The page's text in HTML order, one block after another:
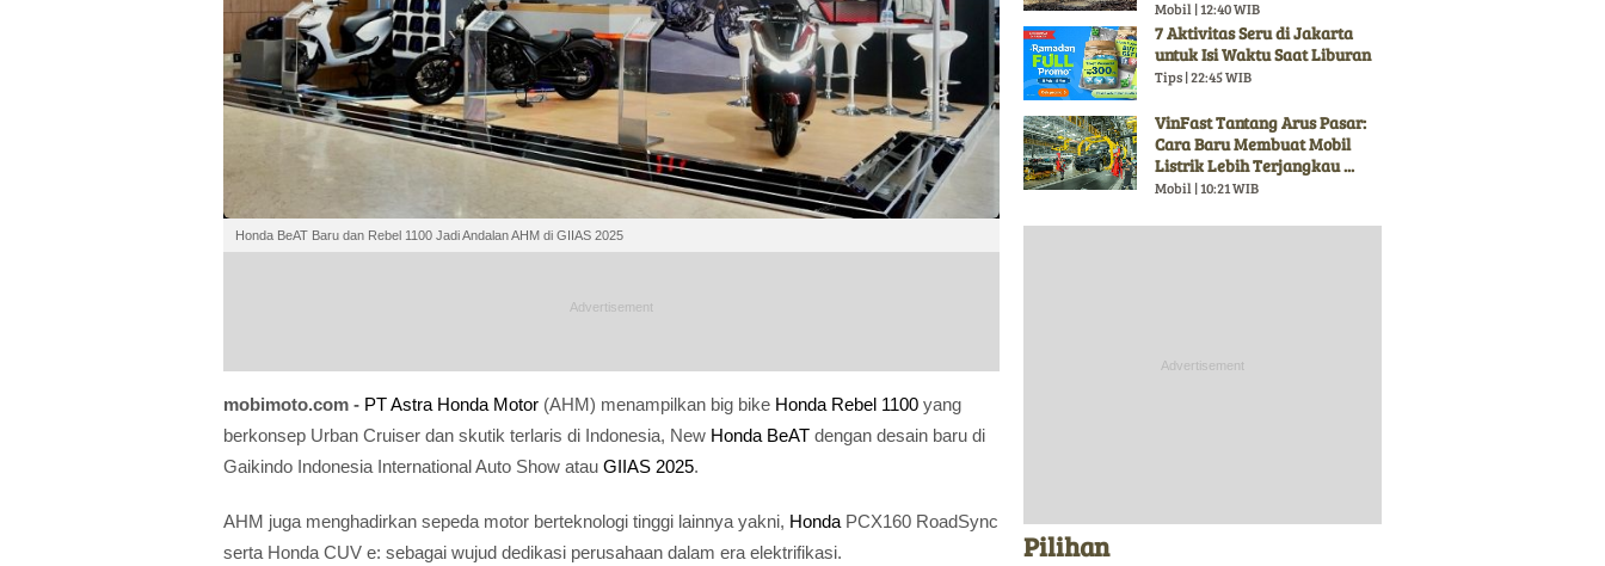
Honda BeAT Baru dan Rebel 1100 Jadi Andalan AHM di GIIAS 2025
mobimoto.com - PT Astra Honda Motor (AHM) menampilkan big bike Honda Rebel 1100 yang
berkonsep Urban Cruiser dan skutik terlaris di Indonesia, New Honda BeAT dengan desain baru di
Gaikindo Indonesia International Auto Show atau GIIAS 2025.
AHM juga menghadirkan sepeda motor berteknologi tinggi lainnya yakni, Honda PCX160 RoadSync
serta Honda CUV e: sebagai wujud dedikasi perusahaan dalam era elektrifikasi.
Mobil | 12:40 WIB
7 Aktivitas Seru di Jakarta
untuk Isi Waktu Saat Liburan
Tips | 22:45 WIB
VinFast Tantang Arus Pasar:
Cara Baru Membuat Mobil
Listrik Lebih Terjangkau ...
Mobil | 10:21 WIB
Pilihan